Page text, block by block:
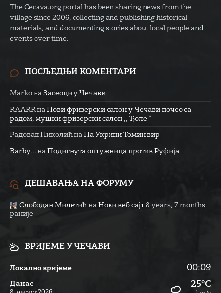
The Cecava.org portal has been sharing news from the
village since 2006, collecting and publishing historical
materials, and documenting stories about local people and
events over time.
ПОСЉЕДЊИ КОМЕНТАРИ
Marko на Засеоци у Чечави
RAARR на Нови фризерски салон у Чечави почео са
радом, мушки фризерски салон ,, Ђоле “
Радован Николић на На Укрини Томин вир
Barby... на Подигнута оптужница против Руфија
ДЕШАВАЊА НА ФОРУМУ
Слободан Милетић на Нови веб сајт 8 years, 7 months
раније
ВРИЈЕМЕ У ЧЕЧАВИ
Локално вријеме 00:09
Данас
8. август 2026.
25°C